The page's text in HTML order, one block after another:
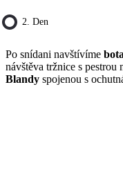
2. Den
Po snídani navštívíme
návštěva tržnice s
Blandy spojenou s